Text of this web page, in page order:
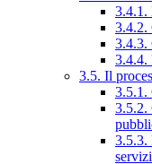
3.4.1.
3.4.2.
3.4.3.
3.4.4.
3.5. Il
3.5.1.
3.5.2.
3.5.3.